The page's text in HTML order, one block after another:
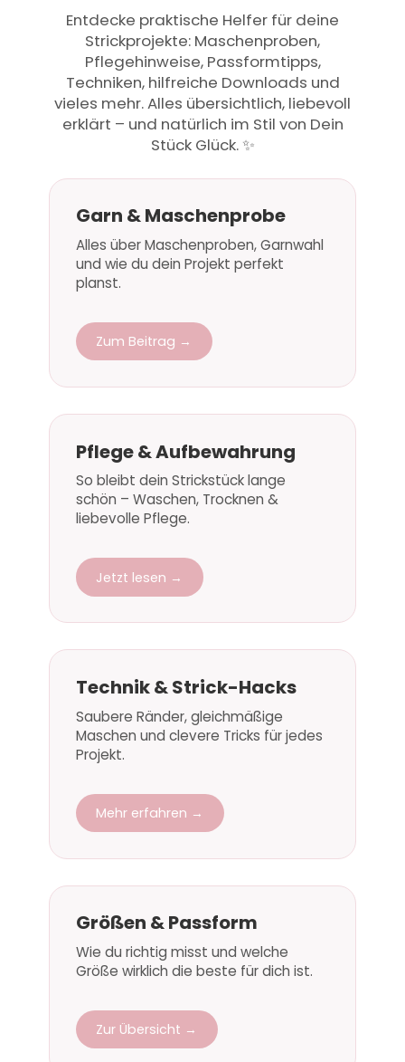
Entdecke praktische Helfer für deine
Strickprojekte: Maschenproben,
Pflegehinweise, Passformtipps,
Techniken, hilfreiche Downloads und
vieles mehr. Alles übersichtlich, liebevoll
erklärt – und natürlich im Stil von Dein
Stück Glück. ✨
Garn & Maschenprobe
Alles über Maschenproben, Garnwahl
und wie du dein Projekt perfekt
planst.
Zum Beitrag →
Pflege & Aufbewahrung
So bleibt dein Strickstück lange
schön – Waschen, Trocknen &
liebevolle Pflege.
Jetzt lesen →
Technik & Strick-Hacks
Saubere Ränder, gleichmäßige
Maschen und clevere Tricks für jedes
Projekt.
Mehr erfahren →
Größen & Passform
Wie du richtig misst und welche
Größe wirklich die beste für dich ist.
Zur Übersicht →